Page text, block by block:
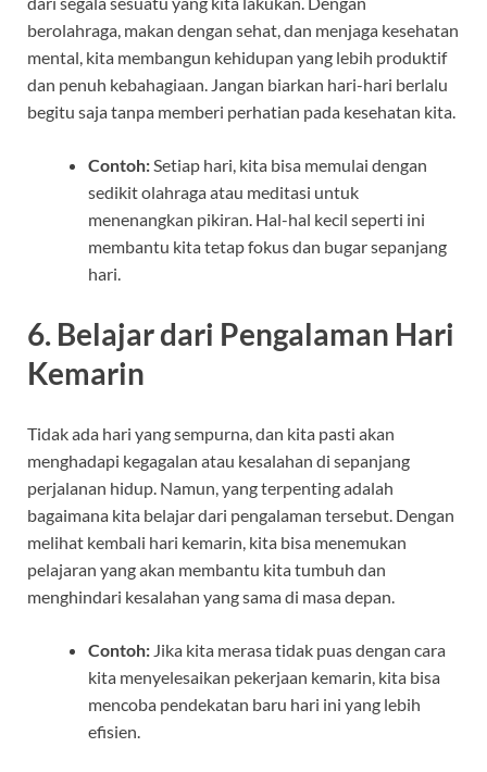
berolahraga, makan dengan sehat, dan menjaga kesehatan
mental, kita membangun kehidupan yang lebih produktif
dan penuh kebahagiaan. Jangan biarkan hari-hari berlalu
begitu saja tanpa memberi perhatian pada kesehatan kita.
Contoh: Setiap hari, kita bisa memulai dengan
sedikit olahraga atau meditasi untuk
menenangkan pikiran. Hal-hal kecil seperti ini
membantu kita tetap fokus dan bugar sepanjang
hari.
6. Belajar dari Pengalaman Hari
Kemarin
Tidak ada hari yang sempurna, dan kita pasti akan
menghadapi kegagalan atau kesalahan di sepanjang
perjalanan hidup. Namun, yang terpenting adalah
bagaimana kita belajar dari pengalaman tersebut. Dengan
melihat kembali hari kemarin, kita bisa menemukan
pelajaran yang akan membantu kita tumbuh dan
menghindari kesalahan yang sama di masa depan.
Contoh: Jika kita merasa tidak puas dengan cara
kita menyelesaikan pekerjaan kemarin, kita bisa
mencoba pendekatan baru hari ini yang lebih
efisien.